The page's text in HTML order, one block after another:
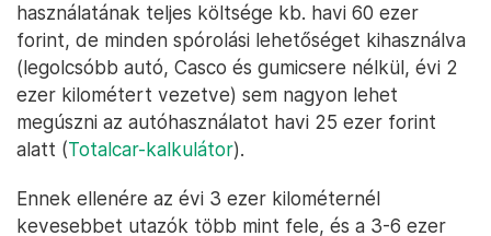
használatának teljes költsége kb. havi 60 ezer
forint, de minden spórolási lehetőséget kihasználva
(legolcsóbb autó, Casco és gumicsere nélkül, évi 2
ezer kilométert vezetve) sem nagyon lehet
megúszni az autóhasználatot havi 25 ezer forint
alatt (Totalcar-kalkulátor).
Ennek ellenére az évi 3 ezer kilométernél
kevesebbet utazók több mint fele, és a 3-6 ezer